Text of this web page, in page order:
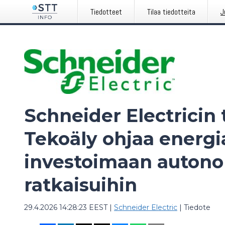
Tiedotteet Tilaa tiedotteita
Schneider Electricin
Tekoäly ohjaa
investoimaan
ratkaisuihin
29.4.2026 14:28:23 EEST| Schneider Electric | Tiedote